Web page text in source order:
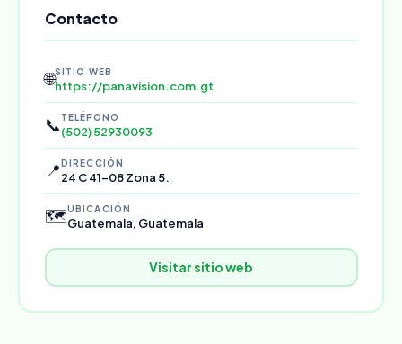
Contacto
🌐SITIO WEB
https://panavision.com.gt
📞 TELÉFONO
(502) 52930093
📍DIRECCIÓN
24 C 41-08 Zona 5.
🗺️UBICACIÓN
Guatemala, Guatemala
Visitar sitio web